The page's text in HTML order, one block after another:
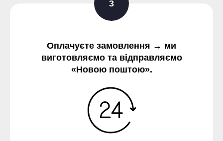
Оплачуєте замовлення → ми
виготовляємо та відправляємо
«Новою поштою».